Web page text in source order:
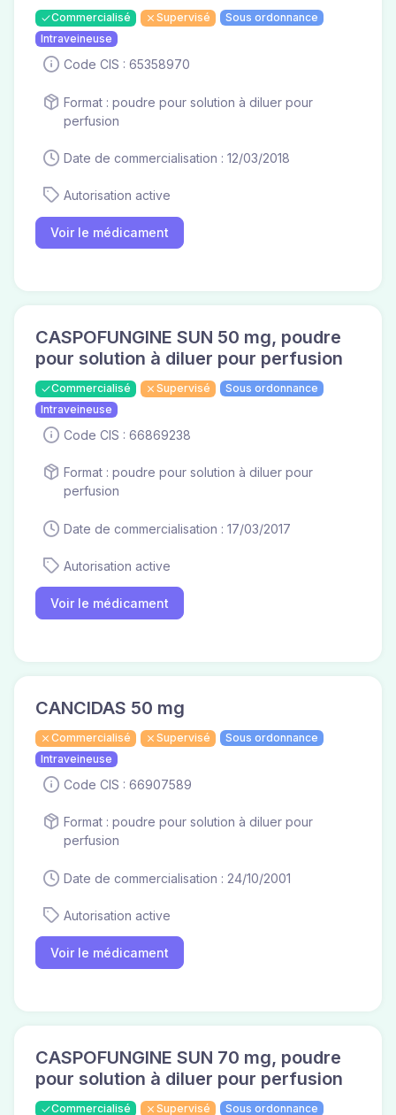
Commercialisé Supervisé
Sous ordonnance
Intraveineuse
Code CIS : 65358970
Format : poudre pour solution à diluer pour
perfusion
Date de commercialisation : 12/03/2018
Autorisation active
Voir le médicament
CASPOFUNGINE SUN 50 mg, poudre
pour solution à diluer pour perfusion
Commercialisé Supervisé
Sous ordonnance
Intraveineuse
Code CIS : 66869238
Format : poudre pour solution à diluer pour
perfusion
Date de commercialisation : 17/03/2017
Autorisation active
Voir le médicament
CANCIDAS 50 mg
Commercialisé Supervisé
Sous ordonnance
Intraveineuse
Code CIS : 66907589
Format : poudre pour solution à diluer pour
perfusion
Date de commercialisation : 24/10/2001
Autorisation active
Voir le médicament
CASPOFUNGINE SUN 70 mg, poudre
pour solution à diluer pour perfusion
Commercialisé Supervisé Sous ordonnance